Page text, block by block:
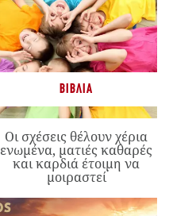
ΒΙΒΛΊΑ
Οι σχέσεις θέλουν χέρια
ενωμένα, ματιές καθαρές
και καρδιά έτοιμη να
μοιραστεί